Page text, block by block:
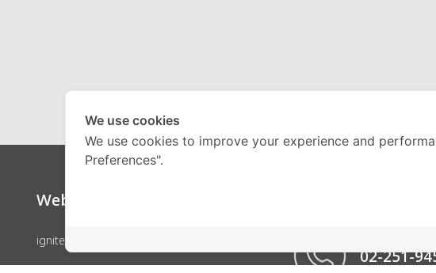
Website
ignite by OnDemand
02-251-
We use cookies
We use cookies to improve your experience and
Preferences".